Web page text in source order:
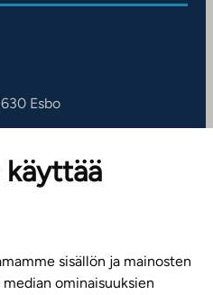
käyttää
sisällön ja mainosten
ominaisuuksien
Esbo